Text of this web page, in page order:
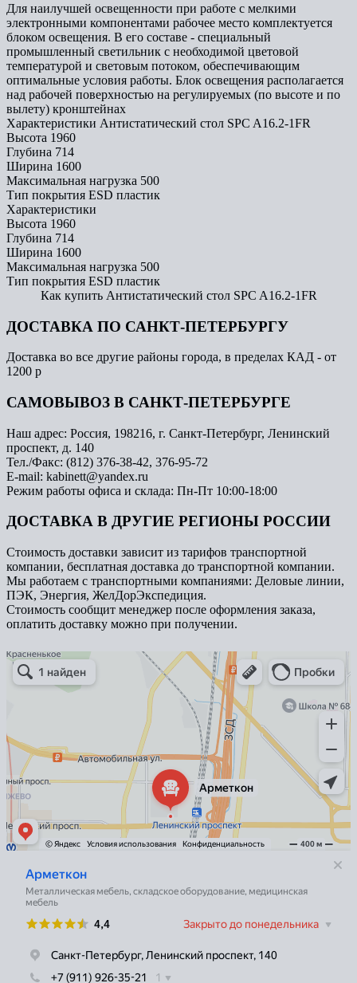
Для наилучшей освещенности при работе с мелкими
электронными компонентами рабочее место комплектуется
блоком освещения. В его составе - специальный
промышленный светильник с необходимой цветовой
температурой и световым потоком, обеспечивающим
оптимальные условия работы. Блок освещения располагается
над рабочей поверхностью на регулируемых (по высоте и по
вылету) кронштейнах
Характеристики Антистатический стол SPC A16.2-1FR
Высота 1960
Глубина 714
Ширина 1600
Максимальная нагрузка 500
Тип покрытия ESD пластик
Характеристики
Высота 1960
Глубина 714
Ширина 1600
Максимальная нагрузка 500
Тип покрытия ESD пластик
Как купить Антистатический стол SPC A16.2-1FR
ДОСТАВКА ПО САНКТ-ПЕТЕРБУРГУ
Доставка во все другие районы города, в пределах КАД - от
1200 р
САМОВЫВОЗ В САНКТ-ПЕТЕРБУРГЕ
Наш адрес: Россия, 198216, г. Санкт-Петербург, Ленинский
проспект, д. 140
Тел./Факс: (812) 376-38-42, 376-95-72
E-mail: kabinett@yandex.ru
Режим работы офиса и склада: Пн-Пт 10:00-18:00
ДОСТАВКА В ДРУГИЕ РЕГИОНЫ РОССИИ
Стоимость доставки зависит из тарифов транспортной
компании, бесплатная доставка до транспортной компании.
Мы работаем с транспортными компаниями: Деловые линии,
ПЭК, Энергия, ЖелДорЭкспедиция.
Стоимость сообщит менеджер после оформления заказа,
оплатить доставку можно при получении.
Арметкон
Металлическая мебель в Санкт‑Петербурге
Торговое оборудование в Санкт‑Петербурге